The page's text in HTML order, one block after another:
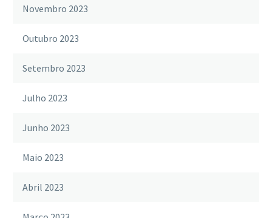
Novembro 2023
Outubro 2023
Setembro 2023
Julho 2023
Junho 2023
Maio 2023
Abril 2023